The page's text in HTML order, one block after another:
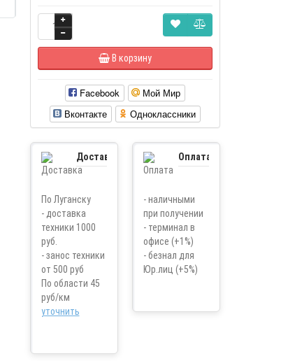
В корзину
Facebook
Мой Мир
Вконтакте
Одноклассники
Доставка
По Луганску
- доставка
техники 1000
руб.
- занос техники
от 500 руб
По области 45
руб/км
уточнить
Оплата
- наличными
при получении
- терминал в
офисе (+1%)
- безнал для
Юр.лиц (+5%)